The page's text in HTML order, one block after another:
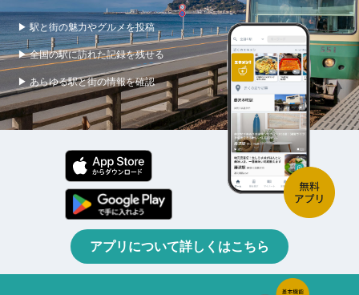
▶ 駅と街の魅力やグルメを投稿
▶ 全国の駅に訪れた記録を残せる
▶ あらゆる駅と街の情報を確認
アプリについて詳しくはこちら